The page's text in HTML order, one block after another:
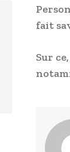
fait
Sur